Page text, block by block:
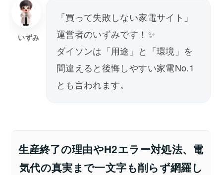
いずみ
「買って失敗しない家電サイト」
運営者のいずみです！✨
ダイソンは「用途」と「環境」を
間違えると後悔しやすい家電No.1
とも言われます。
生産終了の理由やH2エラー対処法、電
気代の真実まで一文字も削らず網羅し